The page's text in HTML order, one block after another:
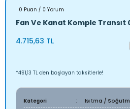
0 Puan / 0 Yorum
Fan Ve Kanat Komple Transıt
4.715,63 TL
*491,13 TL den başlayan taksitlerle!
Kategori
Isıtma /